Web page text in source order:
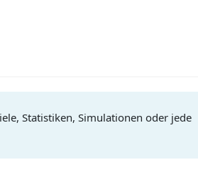
Statistiken, Simulationen oder jede